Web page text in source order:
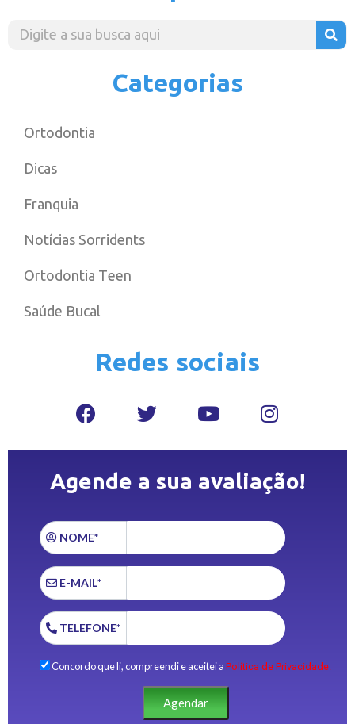
Categorias
Ortodontia
Dicas
Franquia
Notícias Sorridents
Ortodontia Teen
Saúde Bucal
Redes sociais
Agende a sua avaliação!
NOME*
E-MAIL*
TELEFONE*
Concordo que li, compreendi e aceitei a Política de Privacidade.
Agendar